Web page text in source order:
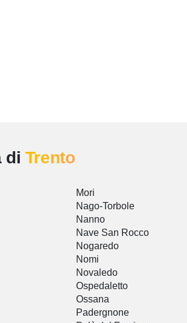
di Trento
Mori
Nago-Torbole
Nanno
Nave San Rocco
Nogaredo
Nomi
Novaledo
Ospedaletto
Ossana
Padergnone